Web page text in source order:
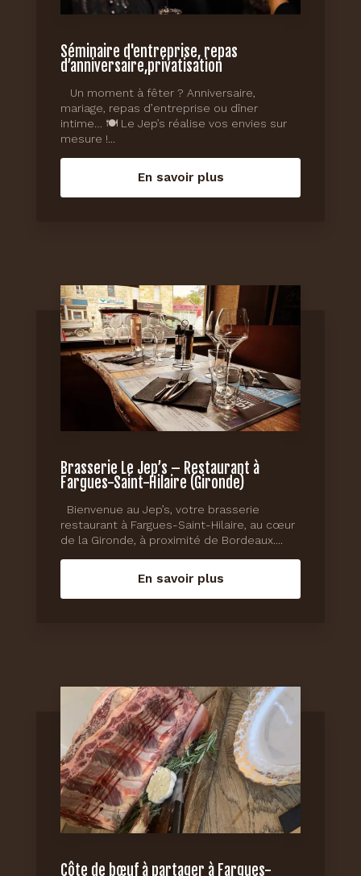
Séminaire d'entreprise, repas
d’anniversaire,privatisation
Un moment à fêter ? Anniversaire,
mariage, repas d’entreprise ou dîner
intime… 🍽️ Le Jep’s réalise vos envies sur
mesure !...
En savoir plus
Brasserie Le Jep’s – Restaurant à
Fargues-Saint-Hilaire (Gironde)
Bienvenue au Jep’s, votre brasserie
restaurant à Fargues-Saint-Hilaire, au cœur
de la Gironde, à proximité de Bordeaux....
En savoir plus
Côte de bœuf à partager à Fargues-